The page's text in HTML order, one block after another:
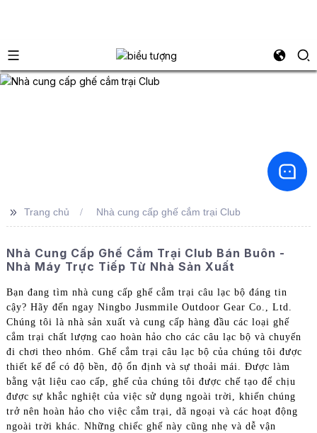
>> Trang chủ Nhà cung cấp ghế cắm trại Club
Nhà Cung Cấp Ghế Cắm Trại Club Bán Buôn -
Nhà Máy Trực Tiếp Từ Nhà Sản Xuất
Bạn đang tìm nhà cung cấp ghế cắm trại câu lạc bộ đáng tin
cậy? Hãy đến ngay Ningbo Jusmmile Outdoor Gear Co., Ltd.
Chúng tôi là nhà sản xuất và cung cấp hàng đầu các loại ghế
cắm trại chất lượng cao hoàn hảo cho các câu lạc bộ và chuyến
đi chơi theo nhóm. Ghế cắm trại câu lạc bộ của chúng tôi được
thiết kế để có độ bền, độ ổn định và sự thoải mái. Được làm
bằng vật liệu cao cấp, ghế của chúng tôi được chế tạo để chịu
được sự khắc nghiệt của việc sử dụng ngoài trời, khiến chúng
trở nên hoàn hảo cho việc cắm trại, dã ngoại và các hoạt động
ngoài trời khác. Những chiếc ghế này cũng nhẹ và dễ vận